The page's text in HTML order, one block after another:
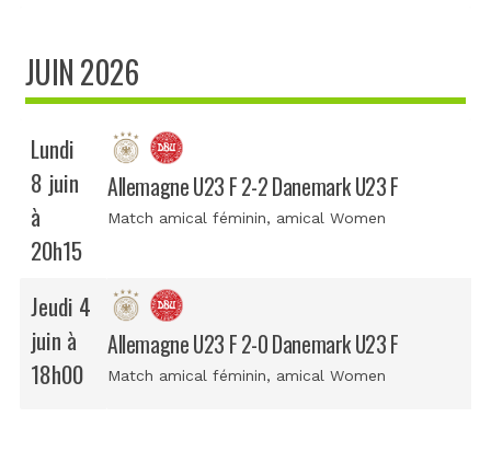
JUIN 2026
Lundi
8 juin
à
20h15
Allemagne U23 F 2-2 Danemark U23 F
Match amical féminin, amical Women
Jeudi 4
juin à
18h00
Allemagne U23 F 2-0 Danemark U23 F
Match amical féminin, amical Women